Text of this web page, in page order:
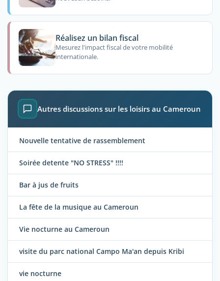
Réalisez un bilan fiscal
Mesurez l'impact fiscal de votre mobilité
internationale.
Autres discussions sur les loisirs au Cameroun
Nouvelle tentative de rassemblement
Soirée detente "NO STRESS" !!!!
Bar à jus de fruits
La fête de la musique au Cameroun
Vie nocturne au Cameroun
visite du parc national Campo Ma'an depuis Kribi
vie nocturne